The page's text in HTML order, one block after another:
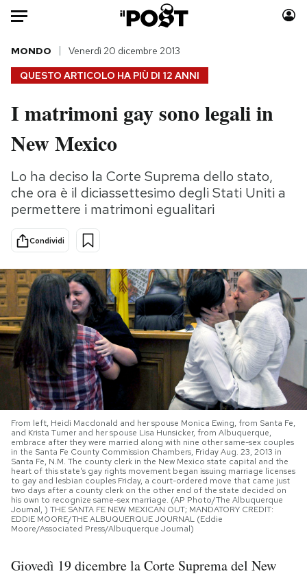
Auto
HOME
Italia
Politica
Tecnologia
Internet
Scienza
Cultura
Economia
Sport
Moda
Storie/Idee
Ok Boomer!
Media
Mondiali calcio 2026
PODCAST
NEWSLETTER
I MIEI PREFERITI
SHOP
CALENDARIO
AREA PERSONALE
QUESTO ARTICOLO HA PIÙ DI 12 ANNI
MONDO Venerdì 20 dicembre 2013
I matrimoni gay sono legali in
New Mexico
Lo ha deciso la Corte Suprema dello stato,
che ora è il diciassettesimo degli Stati Uniti a
permettere i matrimoni egualitari
Condividi
From left, Heidi Macdonald and her spouse Monica Ewing, from Santa Fe,
and Krista Turner and her spouse Lisa Hunsicker, from Albuquerque,
embrace after they were married along with nine other same-sex couples
in the Santa Fe County Commission Chambers, Friday Aug. 23, 2013 in
Santa Fe, N.M. The county clerk in the New Mexico state capital and the
heart of this state's gay rights movement began issuing marriage licenses
to gay and lesbian couples Friday, a court-ordered move that came just
two days after a county clerk on the other end of the state decided on
his own to recognize same-sex marriage. (AP Photo/The Albuquerque
Journal, ) THE SANTA FE NEW MEXICAN OUT; MANDATORY CREDIT:
EDDIE MOORE/THE ALBUQUERQUE JOURNAL (Eddie
Moore/Associated Press/Albuquerque Journal)
Giovedì 19 dicembre la Corte Suprema del New